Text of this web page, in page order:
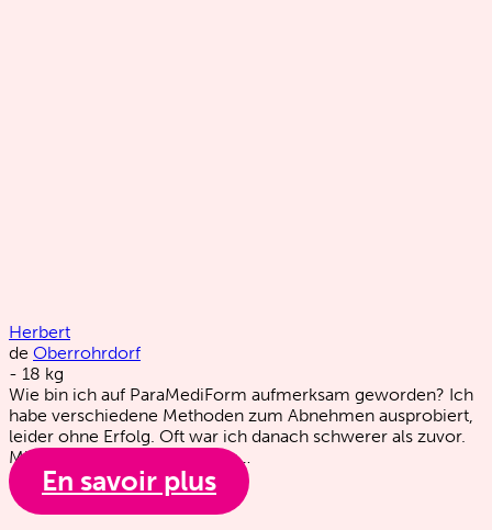
Herbert
de Oberrohrdorf
- 18 kg
Wie bin ich auf ParaMediForm aufmerksam geworden? Ich
habe verschiedene Methoden zum Abnehmen ausprobiert,
leider ohne Erfolg. Oft war ich danach schwerer als zuvor.
Mir wurde klar, dass ich mein…
En savoir plus